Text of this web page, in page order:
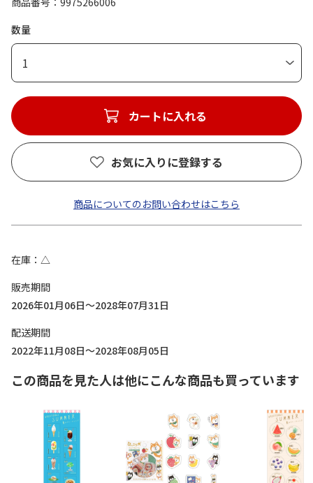
数量
1
カートに入れる
お気に入りに登録する
商品についてのお問い合わせはこちら
在庫
△
販売期間
2026年01月06日～2028年07月31日
配送期間
2022年11月08日～2028年08月05日
この商品を見た人は他にこんな商品も買っています